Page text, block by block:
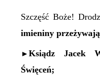
Szczęść Boże!
imieniny przeżywa
►Ksiądz Jacek
Święceń;